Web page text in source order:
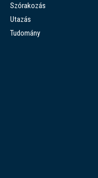
Szórakozás
Utazás
Tudomány